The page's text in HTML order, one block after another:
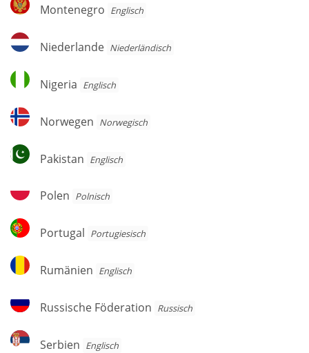
Montenegro Englisch
Niederlande
Niederlande Niederländisch
Nigeria
Nigeria Englisch
Norwegen
Norwegen Norwegisch
Pakistan
Pakistan Englisch
Polen
Polen Polnisch
Portugal
Portugal Por­tu­gie­sisch
Rumänien
Rumänien Englisch
Russische
Föderation
Russische Föderation Russisch
Serbien
Serbien Englisch